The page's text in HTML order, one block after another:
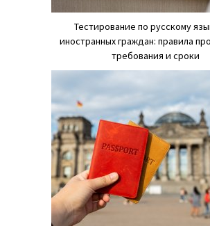
Тестирование по русскому
иностранных граждан: правила
требования и сроки